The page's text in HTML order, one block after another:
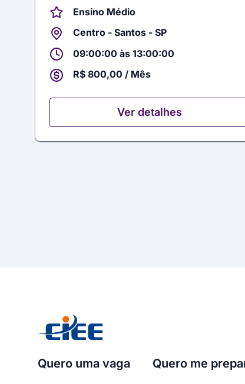
Ensino Médio
Centro - Santos - SP
09:00:00 às 13:00:00
R$ 800,00 / Mês
Ver detalhes
Quero uma vaga Quero me